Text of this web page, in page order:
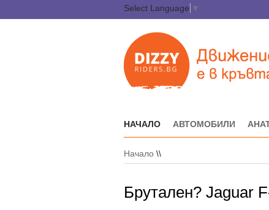
Select Language ▼
НАЧАЛО АВТОМОБИЛИ
Начало \\
Брутален? Jaguar